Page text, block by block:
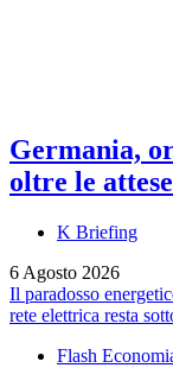
Germania,
oltre le
K Briefing
6 Agosto 2026
Il paradosso
rete elettrica resta
Flash